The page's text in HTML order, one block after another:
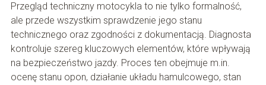
Przegląd techniczny motocykla to nie tylko formalność,
ale przede wszystkim sprawdzenie jego stanu
technicznego oraz zgodności z dokumentacją. Diagnosta
kontroluje szereg kluczowych elementów, które wpływają
na bezpieczeństwo jazdy. Proces ten obejmuje m.in.
ocenę stanu opon, działanie układu hamulcowego, stan